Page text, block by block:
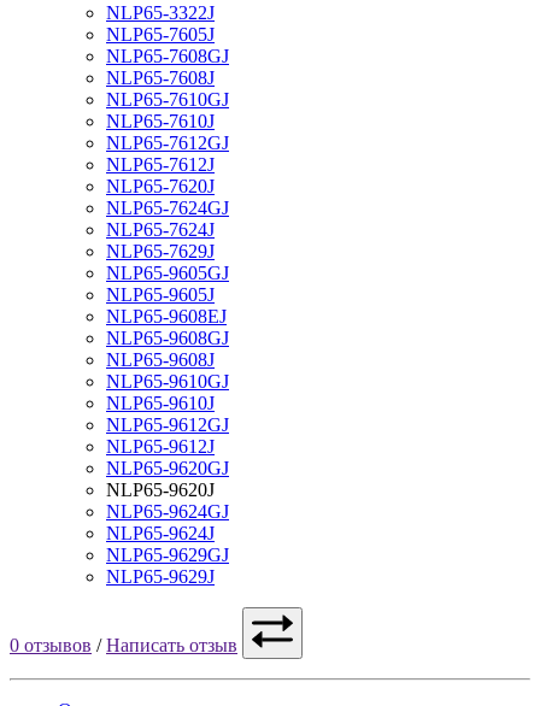
NLP65-3322J
NLP65-7605J
NLP65-7608GJ
NLP65-7608J
NLP65-7610GJ
NLP65-7610J
NLP65-7612GJ
NLP65-7612J
NLP65-7620J
NLP65-7624GJ
NLP65-7624J
NLP65-7629J
NLP65-9605GJ
NLP65-9605J
NLP65-9608EJ
NLP65-9608GJ
NLP65-9608J
NLP65-9610GJ
NLP65-9610J
NLP65-9612GJ
NLP65-9612J
NLP65-9620GJ
NLP65-9620J
NLP65-9624GJ
NLP65-9624J
NLP65-9629GJ
NLP65-9629J
0 отзывов /Написать отзыв